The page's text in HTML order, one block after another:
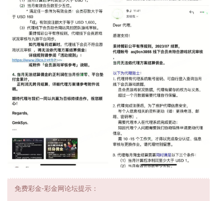
免费彩金-彩金网论坛提示：